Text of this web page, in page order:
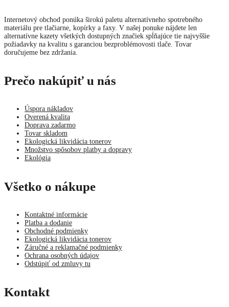
Internetový obchod ponúka širokú paletu alternatívneho spotrebného
materiálu pre tlačiarne, kopírky a faxy. V našej ponuke nájdete len
alternatívne kazety všetkých dostupných značiek spĺňajúce tie najvyššie
požiadavky na kvalitu s garanciou bezproblémovosti tlače. Tovar
doručujeme bez zdržania.
Prečo nakúpiť u nás
Úspora nákladov
Overená kvalita
Doprava zadarmo
Tovar skladom
Ekologická likvidácia tonerov
Množstvo spôsobov platby a dopravy
Ekológia
Všetko o nákupe
Kontaktné informácie
Platba a dodanie
Obchodné podmienky
Ekologická likvidácia tonerov
Záručné a reklamačné podmienky
Ochrana osobných údajov
Odstúpiť od zmluvy tu
Kontakt